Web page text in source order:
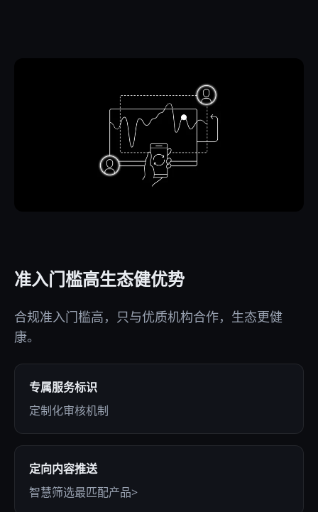
准入门槛高生态健优势
合规准入门槛高，只与优质机构合作，生态更健
康。
专属服务标识
定制化审核机制
定向内容推送
智慧筛选最匹配产品>